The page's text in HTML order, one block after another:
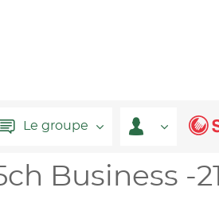
Le groupe
Business -21